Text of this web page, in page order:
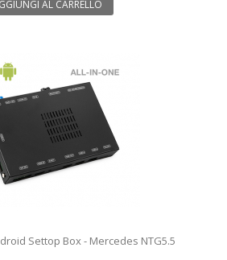
AL CARRELLO
Settop Box - Mercedes NTG5.5